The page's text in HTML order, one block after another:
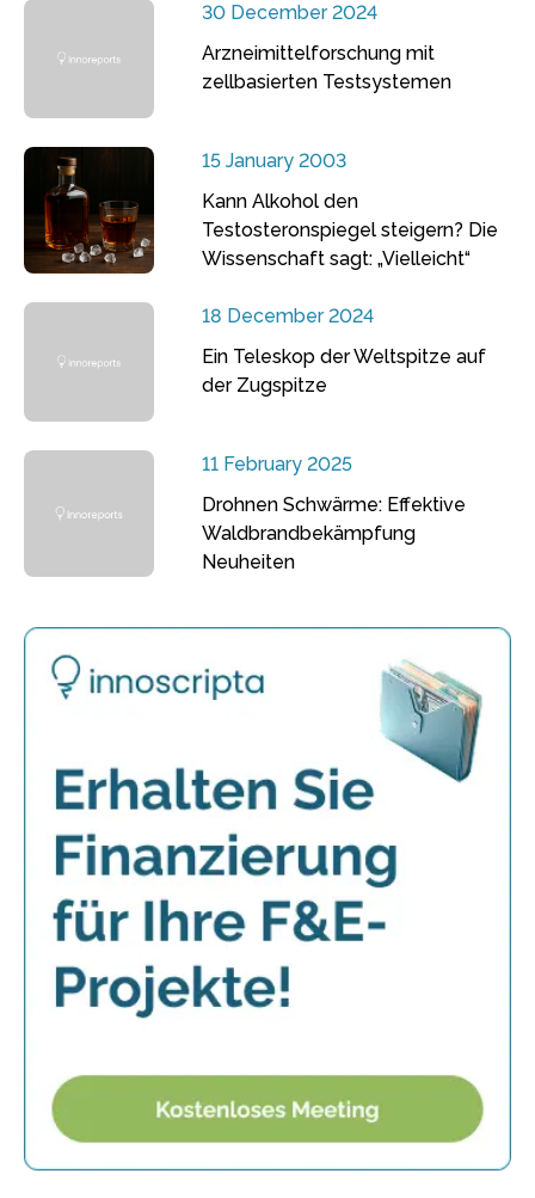
30 December 2024
Arzneimittelforschung mit
zellbasierten Testsystemen
15 January 2003
Kann Alkohol den
Testosteronspiegel steigern? Die
Wissenschaft sagt: „Vielleicht“
18 December 2024
Ein Teleskop der Weltspitze auf
der Zugspitze
11 February 2025
Drohnen Schwärme: Effektive
Waldbrandbekämpfung
Neuheiten